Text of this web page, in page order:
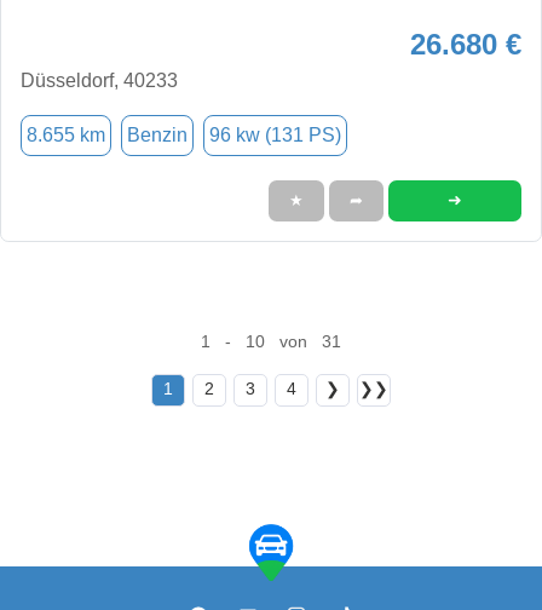
26.680 €
Düsseldorf, 40233
8.655 km Benzin 96 kw (131 PS)
★ ➦ ➜
1 - 10 von 31
1 2 3 4 ❯ ❯❯